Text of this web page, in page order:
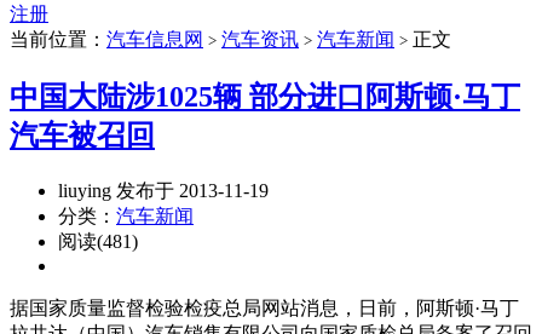
注册
当前位置： 汽车信息网 > 汽车资讯 > 汽车新闻 > 正文
中国大陆涉1025辆 部分进口阿斯顿·马丁
汽车被召回
liuying 发布于 2013-11-19
分类： 汽车新闻
阅读(481)
据国家质量监督检验检疫总局网站消息，日前，阿斯顿·马丁